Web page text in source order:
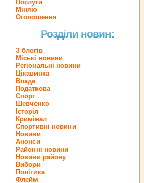
Послуги
Міняю
Оголошення
Розділи новин:
З блогів
Міські новини
Регіональні новини
Цікавинка
Влада
Податкова
Спорт
Шевченко
Історія
Кримінал
Спортивні новини
Новини
Анонси
Районні новини
Новини району
Вибори
Політика
Флейм